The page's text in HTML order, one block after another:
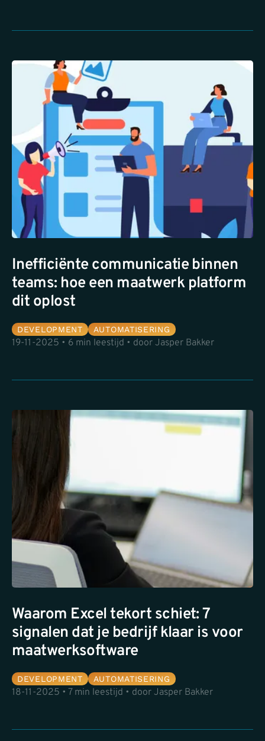
Inefficiënte communicatie binnen
teams: hoe een maatwerk platform
dit oplost
DEVELOPMENT AUTOMATISERING
19-11-2025 • 6 min leestijd • door Jasper Bakker
Waarom Excel tekort schiet: 7
signalen dat je bedrijf klaar is voor
maatwerksoftware
DEVELOPMENT AUTOMATISERING
18-11-2025 • 7 min leestijd • door Jasper Bakker